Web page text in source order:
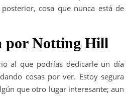
cosa que nunca está de
por Notting Hill
al que podrías dedicarle un día
cosas por ver. Estoy segura
que otro lugar interesante; aun